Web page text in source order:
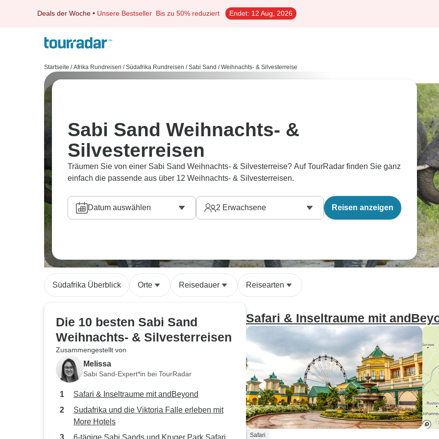
Deals der Woche • Unsere Bestseller Bis zu 50% reduziert Endet: 12 Aug, 2026
Startseite / Afrika Rundreisen / Südafrika Rundreisen / Sabi Sand / Weihnachts- & Silvesterreise
Sabi Sand Weihnachts- &
Silvesterreisen
Träumen Sie von einer Sabi Sand Weihnachts- & Silvesterreise? Auf TourRadar finden Sie ganz
einfach die passende aus über 12 Weihnachts- & Silvesterreisen.
Datum auswählen 2 Erwachsene Reisen anzeigen
Südafrika Überblick Orte Reisedauer Reisearten
Die 10 besten Sabi Sand
Weihnachts- & Silvesterreisen
Zusammengestellt von
Melissa
Sabi Sand-Expert*in bei TourRadar
Safari & Inseltraume mit andBeyond
Sudafrika und die Viktoria Falle erleben mit
More Hotels
6-tägige Sabi Sands und Kruger Park Safari
Safari & Inseltraume mit
Safari